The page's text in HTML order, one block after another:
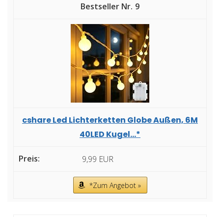
9
cshare Led Lichterketten Globe Außen, 6M
40LED Kugel...*
9,99 EUR
*Zum Angebot »